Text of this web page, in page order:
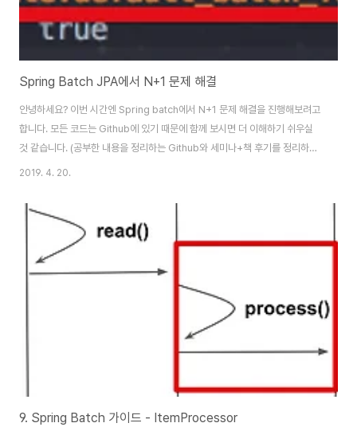
Spring Batch JPA에서 N+1 문제 해결
안녕하세요? 이번 시간엔 Spring batch에서 N+1 문제 해결을 진행해보려고
합니다. 모든 코드는 Github에 있기 때문에 함께 보시면 더 이해하기 쉬우실
것 같습니다. (공부한 내용을 정리하는 Github와 세미나+책 후기를 정리하는
Github, 이 모든 내용을 담고 있는 블로그가 있습니다. ) 1. 테스트 환경 프로젝
트의 버전은 2.2.7 입니다. 해당 기술들이 처음이셔도 기존에 사용되던 기술과
크게 다르지 않기 때문에 보시는데 어려움이 없으실 것 같습니다. 다음은 기본
적인 Entity와 Repository를 생성하겠습니다. 엔티티는 총 4개로 구성됩니
다. 3개의 엔티티의 코드는 다음과 같습니다. (굳..
2019. 4. 20.
9. Spring Batch 가이드 - ItemProcessor